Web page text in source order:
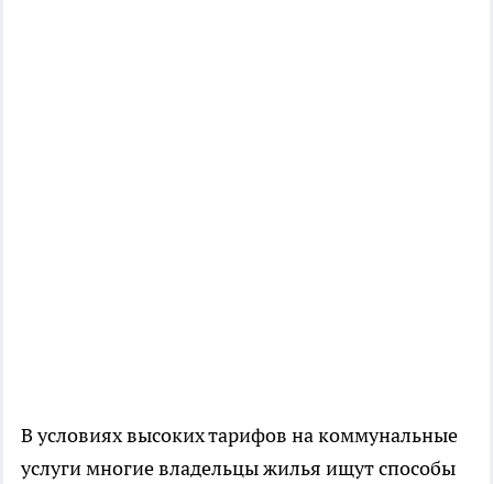
В условиях высоких тарифов на коммунальные
услуги многие владельцы жилья ищут способы